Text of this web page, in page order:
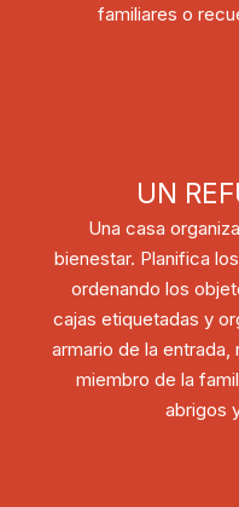
familiares o
UN
Una casa
bienestar. Planifica
ordenando los
cajas etiquetadas y
armario de la entrada,
miembro de la
abrigos